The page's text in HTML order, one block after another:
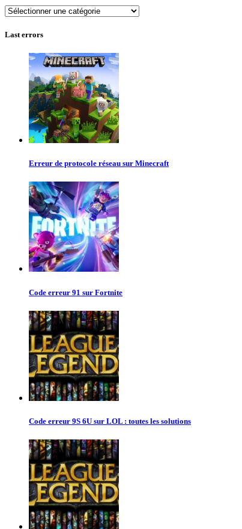
Autres
Last errors
Erreur de protocole réseau sur Minecraft
Code erreur 91 sur Fortnite
Code erreur 9S 6U sur LOL : toutes les solutions